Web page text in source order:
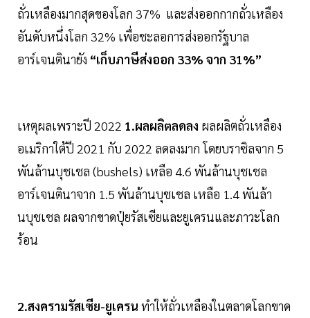
ถั่วเหลืองมากสุดของโลก 37% และส่งออกกากถั่วเหลือง
อันดับหนึ่งโลก 32% เพื่อชะลอการส่งออกรัฐบาล
อาร์เจนตินายัง “เก็บภาษีส่งออก 33% จาก 31%”
เหตุผลเพราะปี 2022 1.ผลผลิตลดลง ผลผลิตถั่วเหลือง
อเมริกาใต้ปี 2021 กับ 2022 ลดลงมาก โดยบราซิลจาก 5
พันล้านบุชเชล (bushels) เหลือ 4.6 พันล้านบุชเชล
อาร์เจนตินาจาก 1.5 พันล้านบุชเชล เหลือ 1.4 พันล้า
นบุชเชล ผลจากขาดปุ๋ยรัสเซียและยูเครนและภาวะโลก
ร้อน
2.สงครามรัสเซีย-ยูเครน ทำให้ถั่วเหลืองในตลาดโลกขาด